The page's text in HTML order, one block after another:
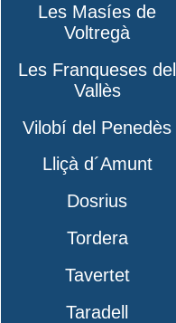
Les Masíes de
Voltregà
Les Franqueses del
Vallès
Vilobí del Penedès
Lliçà d´Amunt
Dosrius
Tordera
Tavertet
Taradell